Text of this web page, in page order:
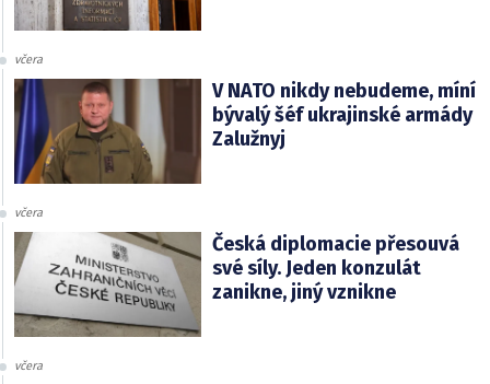
včera
V NATO nikdy nebudeme, míní
bývalý šéf ukrajinské armády
Zalužnyj
včera
Česká diplomacie přesouvá
své síly. Jeden konzulát
zanikne, jiný vznikne
včera